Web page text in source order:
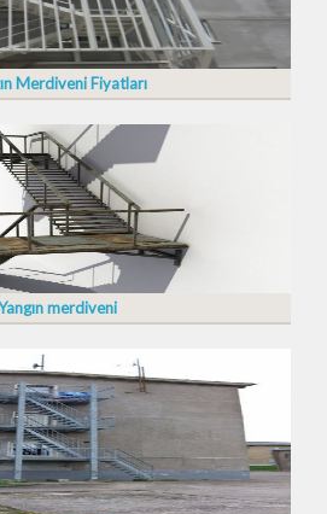
Merdiveni Fiyatları
merdiveni